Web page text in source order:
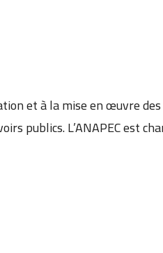
et à la mise en œuvre
publics. L’ANAPEC est